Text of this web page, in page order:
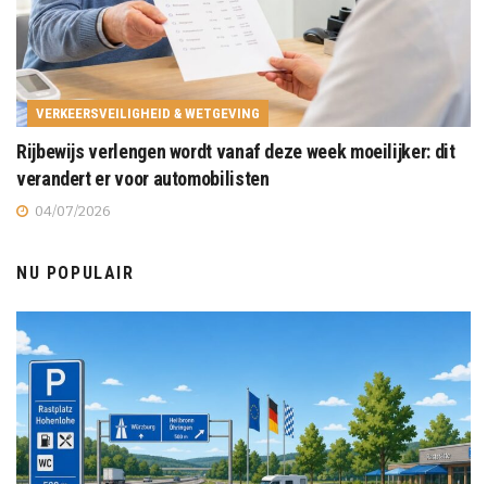
VERKEERSVEILIGHEID & WETGEVING
Rijbewijs verlengen wordt vanaf deze week moeilijker: dit
verandert er voor automobilisten
04/07/2026
NU POPULAIR